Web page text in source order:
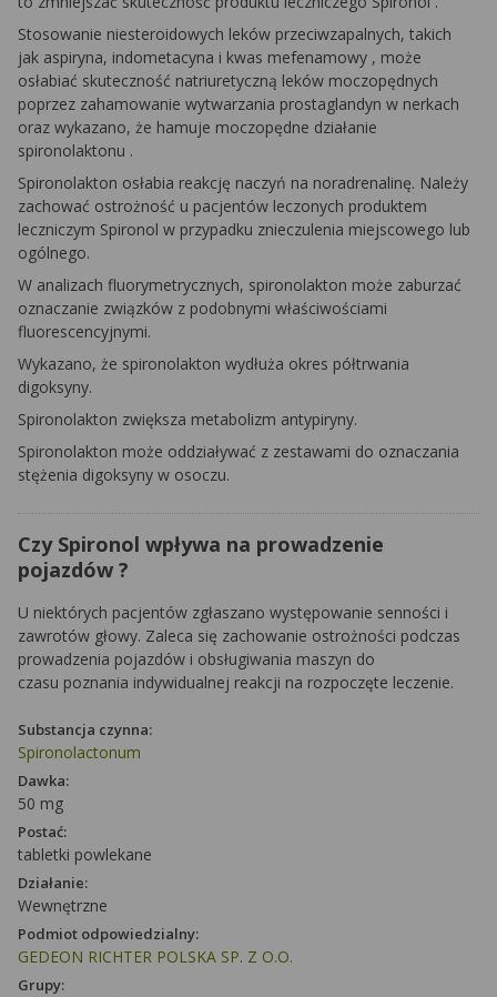
Stosowanie niesteroidowych leków przeciwzapalnych, takich
jak aspiryna, indometacyna i kwas mefenamowy , może
osłabiać skuteczność natriuretyczną leków moczopędnych
poprzez zahamowanie wytwarzania prostaglandyn w nerkach
oraz wykazano, że hamuje moczopędne działanie
spironolaktonu .
Spironolakton osłabia reakcję naczyń na noradrenalinę. Należy
zachować ostrożność u pacjentów leczonych produktem
leczniczym Spironol w przypadku znieczulenia miejscowego lub
ogólnego.
W analizach fluorymetrycznych, spironolakton może zaburzać
oznaczanie związków z podobnymi właściwościami
fluorescencyjnymi.
Wykazano, że spironolakton wydłuża okres półtrwania
digoksyny.
Spironolakton zwiększa metabolizm antypiryny.
Spironolakton może oddziaływać z zestawami do oznaczania
stężenia digoksyny w osoczu.
Czy Spironol wpływa na prowadzenie
pojazdów ?
U niektórych pacjentów zgłaszano występowanie senności i
zawrotów głowy. Zaleca się zachowanie ostrożności podczas
prowadzenia pojazdów i obsługiwania maszyn do
czasu poznania indywidualnej reakcji na rozpoczęte leczenie.
Substancja czynna:
Spironolactonum
Dawka:
50 mg
Postać:
tabletki powlekane
Działanie:
Wewnętrzne
Podmiot odpowiedzialny:
GEDEON RICHTER POLSKA SP. Z O.O.
Grupy: